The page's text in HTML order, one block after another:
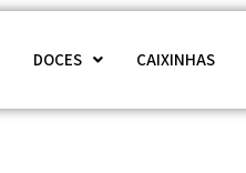
DOCES CAIXINHAS